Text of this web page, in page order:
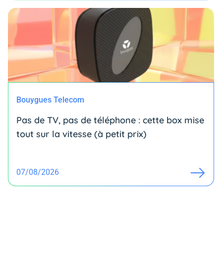
Bouygues Telecom
Pas de TV, pas de téléphone : cette box mise
tout sur la vitesse (à petit prix)
07/08/2026